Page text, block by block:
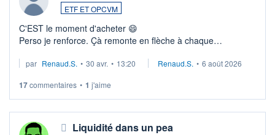
ETF ET OPCVM
C'EST le moment d'acheter 😄​
Perso je renforce. Çà remonte en flèche à chaque
Investissement long terme tip top pour sa retraite.
par Renaud.S. • 30 avr. • 13:20 Renaud.S. • 6 août 2026
17commentaires • 1 j'aime
Liquidité dans un pea